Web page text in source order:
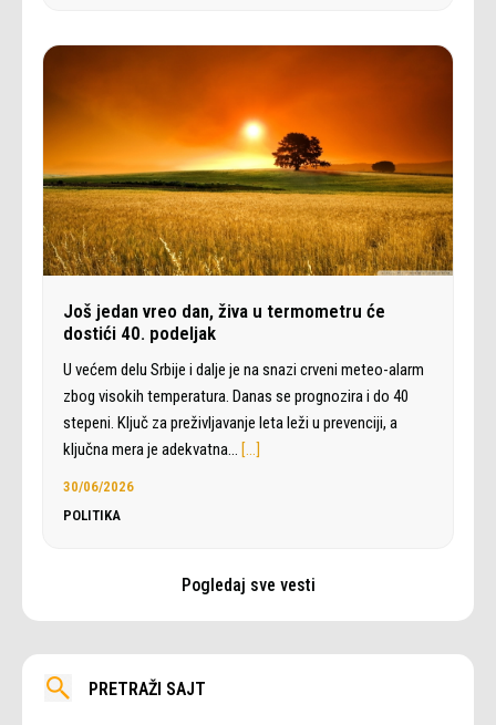
Još jedan vreo dan, živa u termometru će
dostići 40. podeljak
U većem delu Srbije i dalje je na snazi crveni meteo-alarm
zbog visokih temperatura. Danas se prognozira i do 40
stepeni. Ključ za preživljavanje leta leži u prevenciji, a
ključna mera je adekvatna… […]
30/06/2026
POLITIKA
Pogledaj sve vesti
PRETRAŽI SAJT